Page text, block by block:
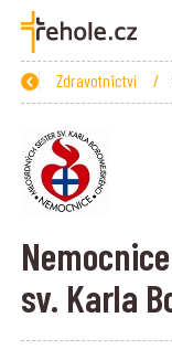
Zpět
Úvod /
Naše činnosti /
Zdravotnictví /
sv. Karla